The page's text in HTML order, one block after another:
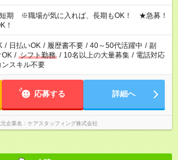
！ 事前に担当からヒアリングもしますので、ご安
期 ※職場が気に入れば、長期もOK！ ★急募！
！
/ 日払いOK / 履歴書不要 / 40～50代活躍中 / 副
OK / シフト勤務 / 10名以上の大量募集 / 電話対応
ンスキル不要
応募する 詳細へ
企業名 ケアスタッフィング株式会社